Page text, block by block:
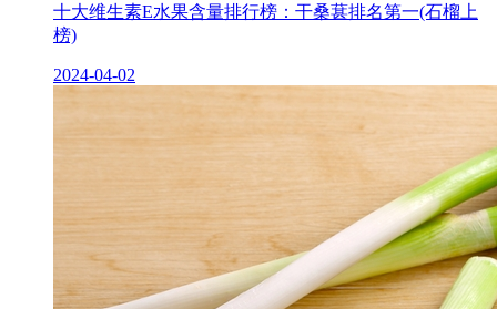
十大维生素E水果含量排行榜：干桑葚排名第一(石榴上
榜)
2024-04-02